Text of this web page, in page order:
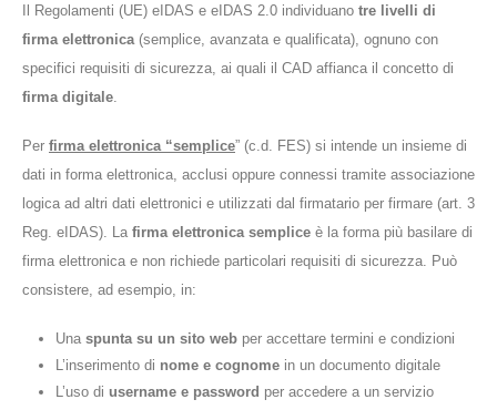
Il Regolamenti (UE) eIDAS e eIDAS 2.0 individuano tre livelli di
firma elettronica (semplice, avanzata e qualificata), ognuno con
specifici requisiti di sicurezza, ai quali il CAD affianca il concetto di
firma digitale
Per firma elettronica “semplice” (c.d. FES) si intende un insieme di
dati in forma elettronica, acclusi oppure connessi tramite associazione
logica ad altri dati elettronici e utilizzati dal firmatario per firmare (art. 3
Reg. eIDAS). La firma elettronica semplice è la forma più basilare di
firma elettronica e non richiede particolari requisiti di sicurezza. Può
consistere, ad esempio, in:
Una spunta su un sito webper accettare termini e condizioni
L’inserimento di nome e cognomein un documento digitale
L’uso di username e password per accedere a un servizio